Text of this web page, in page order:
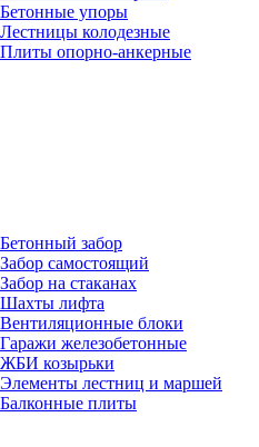
Бетонные упоры
Лестницы колодезные
Плиты опорно-анкерные
Бетонный забор
Забор самостоящий
Забор на стаканах
Шахты лифта
Вентиляционные блоки
Гаражи железобетонные
ЖБИ козырьки
Элементы лестниц и маршей
Балконные плиты